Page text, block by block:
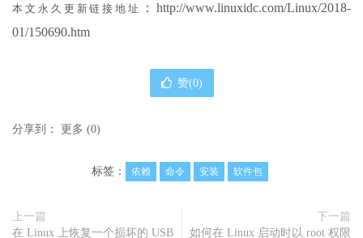
本文永久更新链接地址
：http://www.linuxidc.com/Linux/2018-
01/150690.htm
赞(0)
分享到： 更多 (0)
标签： 依赖 命令 安装 软件包
上一篇
在 Linux 上恢复一个损坏的 USB
下一篇
如何在 Linux 启动时以 root 权限